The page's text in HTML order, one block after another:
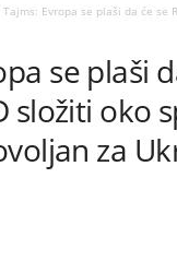
Tajms: Evropa se plaši da će se
se plaši
složiti oko
za